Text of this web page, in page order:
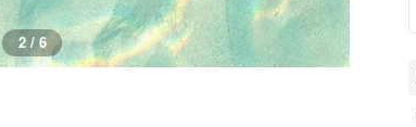
2 / 6